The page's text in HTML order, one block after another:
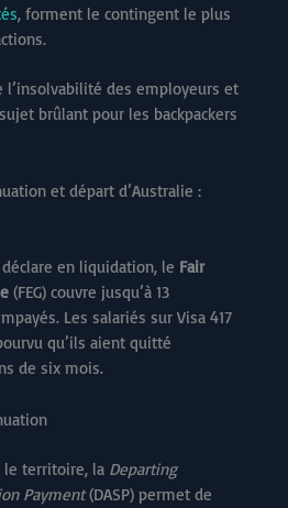
, forment le contingent le plus
l’insolvabilité des employeurs et
brûlant pour les backpackers
et départ d’Australie :
en liquidation, le Fair
(FEG) couvre jusqu’à 13
Les salariés sur Visa 417
qu’ils aient quitté
de six mois.
territoire, la Departing
Payment(DASP) permet de